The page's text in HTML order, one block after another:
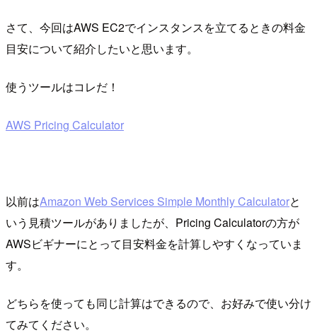
さて、今回はAWS EC2でインスタンスを立てるときの料金
目安について紹介したいと思います。
使うツールはコレだ！
AWS Pricing Calculator
以前はAmazon Web Services Simple Monthly Calculatorと
いう見積ツールがありましたが、Pricing Calculatorの方が
AWSビギナーにとって目安料金を計算しやすくなっていま
す。
どちらを使っても同じ計算はできるので、お好みで使い分け
てみてください。